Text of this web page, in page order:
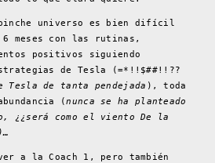
pinche universo es bien difícil
meses con las rutinas,
positivos siguiendo
de Tesla (=*!!$##!!??
Tesla de tanta pendejada ), toda
(nunca se ha planteado
¿¿será como el viento De la
a la Coach 1, pero también